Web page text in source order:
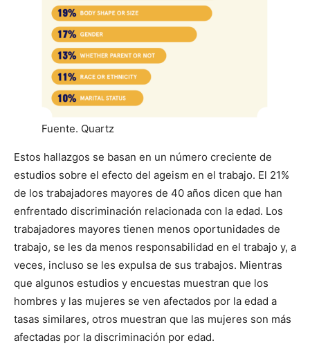
Fuente. Quartz
Estos hallazgos se basan en un número creciente de
estudios sobre el efecto del ageism en el trabajo. El 21%
de los trabajadores mayores de 40 años dicen que han
enfrentado discriminación relacionada con la edad. Los
trabajadores mayores tienen menos oportunidades de
trabajo, se les da menos responsabilidad en el trabajo y, a
veces, incluso se les expulsa de sus trabajos. Mientras
que algunos estudios y encuestas muestran que los
hombres y las mujeres se ven afectados por la edad a
tasas similares, otros muestran que las mujeres son más
afectadas por la discriminación por edad.